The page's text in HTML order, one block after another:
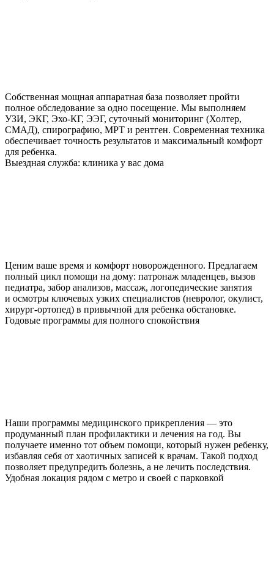
Собственная мощная аппаратная база позволяет пройти
полное обследование за одно посещение. Мы выполняем
УЗИ, ЭКГ, Эхо-КГ, ЭЭГ, суточный мониторинг (Холтер,
СМАД), спирографию, МРТ и рентген. Современная техника
обеспечивает точность результатов и максимальный комфорт
для ребенка.
Выездная служба: клиника у вас дома
Ценим ваше время и комфорт новорожденного. Предлагаем
полный цикл помощи на дому: патронаж младенцев, вызов
педиатра, забор анализов, массаж, логопедические занятия
и осмотры ключевых узких специалистов (невролог, окулист,
хирург-ортопед) в привычной для ребенка обстановке.
Годовые программы для полного спокойствия
Наши программы медицинского прикрепления — это
продуманный план профилактики и лечения на год. Вы
получаете именно тот объем помощи, который нужен ребенку,
избавляя себя от хаотичных записей к врачам. Такой подход
позволяет предупредить болезнь, а не лечить последствия.
Удобная локация рядом с метро и своей с парковкой